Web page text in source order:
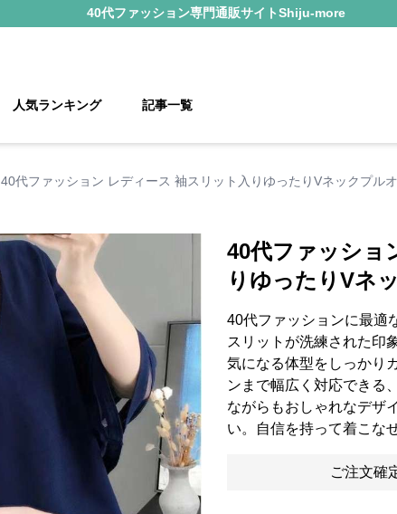
40代ファッション専門通販サイトShiju-more
人気ランキング 記事一覧
40代ファッション レディース 袖スリット入りゆったりVネックプル
40代ファッショ
りゆったりVネ
40代ファッションに最適
スリットが洗練された印
気になる体型をしっかり
ンまで幅広く対応できる
ながらもおしゃれなデザ
い。自信を持って着こな
ご注文確